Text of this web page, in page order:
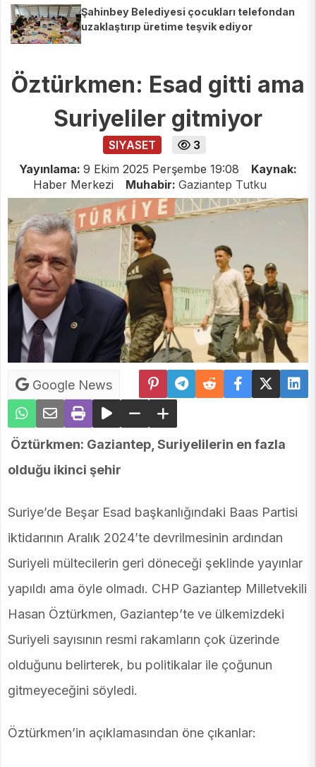
Şahinbey Belediyesi çocukları telefondan
uzaklaştırıp üretime teşvik ediyor
Öztürkmen: Esad gitti ama
Suriyeliler gitmiyor
SIYASET
3
Yayınlama: 9 Ekim 2025 Perşembe 19:08
Kaynak:
Haber Merkezi
Muhabir: Gaziantep Tutku
Google News
Öztürkmen: Gaziantep, Suriyelilerin en fazla
olduğu ikinci şehir
Suriye’de Beşar Esad başkanlığındaki Baas Partisi
iktidarının Aralık 2024’te devrilmesinin ardından
Suriyeli mültecilerin geri döneceği şeklinde yayınlar
yapıldı ama öyle olmadı. CHP Gaziantep Milletvekili
Hasan Öztürkmen, Gaziantep’te ve ülkemizdeki
Suriyeli sayısının resmi rakamların çok üzerinde
olduğunu belirterek, bu politikalar ile çoğunun
gitmeyeceğini söyledi.
Öztürkmen’in açıklamasından öne çıkanlar: